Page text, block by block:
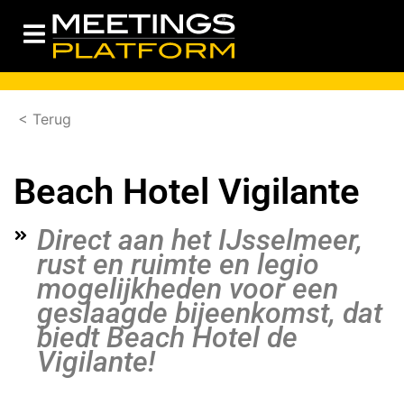
< Terug
Beach Hotel Vigilante
Direct aan het IJsselmeer,
rust en ruimte en legio
mogelijkheden voor een
geslaagde bijeenkomst, dat
biedt Beach Hotel de
Vigilante!